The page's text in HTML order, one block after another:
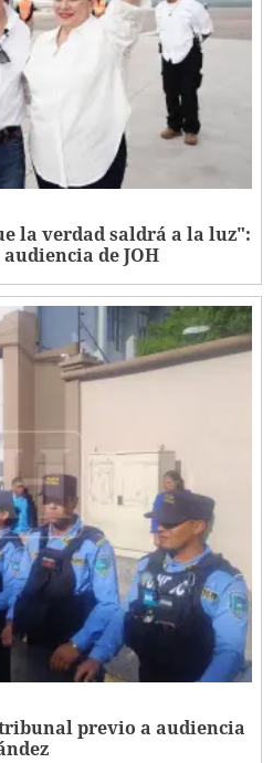
la verdad saldrá a la luz":
de JOH
previo a audiencia